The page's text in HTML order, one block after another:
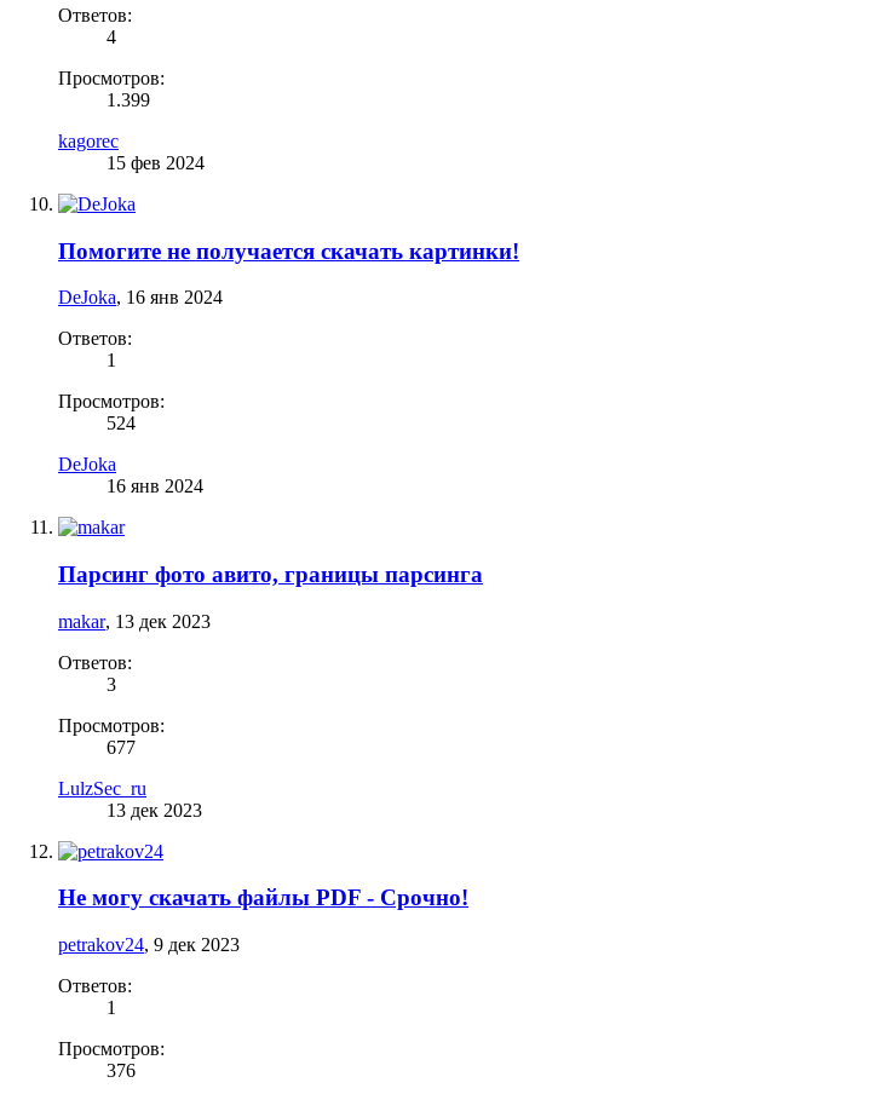
Ответов:
4
Просмотров:
1.399
kagorec
15 фев 2024
Помогите не получается скачать картинки!
DeJoka, 16 янв 2024
Ответов:
1
Просмотров:
524
DeJoka
16 янв 2024
Парсинг фото авито, границы парсинга
makar, 13 дек 2023
Ответов:
3
Просмотров:
677
LulzSec_ru
13 дек 2023
Не могу скачать файлы PDF - Срочно!
petrakov24, 9 дек 2023
Ответов:
1
Просмотров:
376